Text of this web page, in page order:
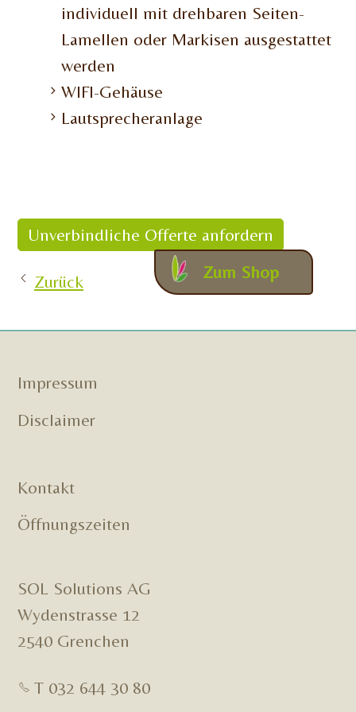
Zum Shop
individuell mit drehbaren Seiten-
Lamellen oder Markisen ausgestattet
werden
WIFI-Gehäuse
Lautsprecheranlage
Unverbindliche Offerte anfordern
Zurück
Impressum
Disclaimer
Kontakt
Öffnungszeiten
SOL Solutions AG
Wydenstrasse 12
2540 Grenchen
T 032 644 30 80